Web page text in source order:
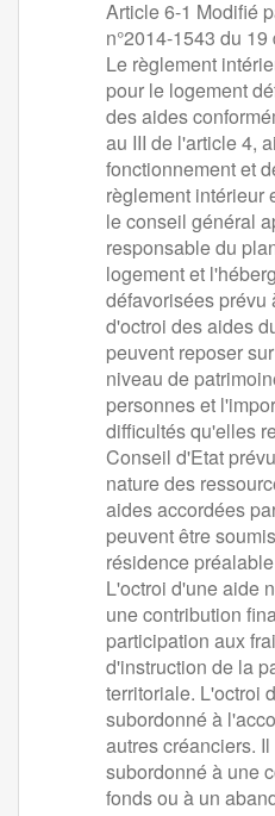
Article 6-1 Modifié
n°2014-1543 du
Le règlement
pour le logement
des aides
au III de l'article 4,
fonctionnement et
règlement intérieur
le conseil général
responsable du
logement et
défavorisées prévu
d'octroi des aides
peuvent reposer
niveau de
personnes et
difficultés qu'elles
Conseil d'Etat
nature des
aides accordées
peuvent être
résidence
L'octroi d'une aide
une contribution
participation aux
d'instruction de la
territoriale. L'octroi
subordonné à
autres créanciers.
subordonné à une
fonds ou à un